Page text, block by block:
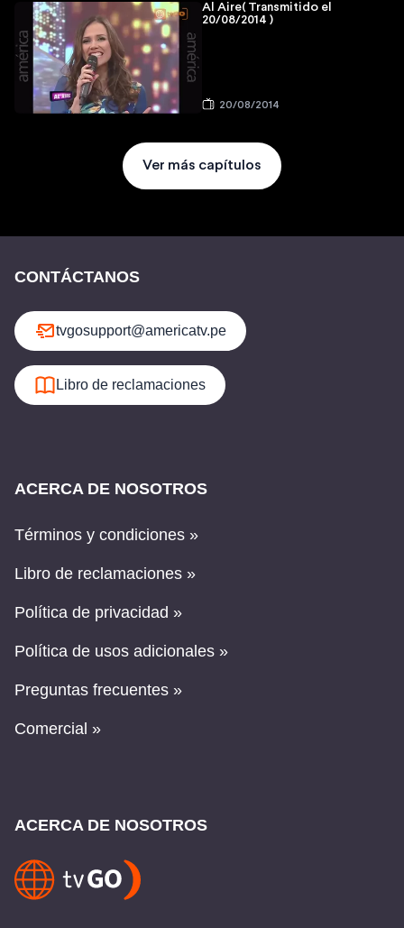
Al Aire( Transmitido el
20/08/2014 )
20/08/2014
Ver más capítulos
CONTÁCTANOS
tvgosupport@americatv.pe
Libro de reclamaciones
ACERCA DE NOSOTROS
Términos y condiciones »
Libro de reclamaciones »
Política de privacidad »
Política de usos adicionales »
Preguntas frecuentes »
Comercial »
ACERCA DE NOSOTROS